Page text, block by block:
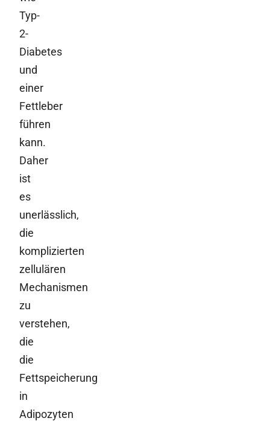
Typ-
2-
Diabetes
und
einer
Fettleber
führen
kann.
Daher
ist
es
unerlässlich,
die
komplizierten
zellulären
Mechanismen
zu
verstehen,
die
die
Fettspeicherung
in
Adipozyten